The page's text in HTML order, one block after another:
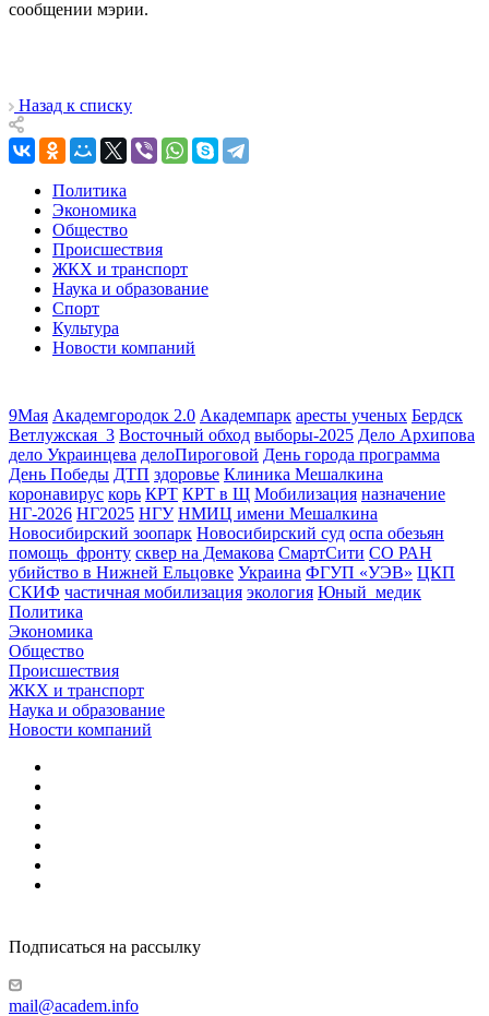
сообщении мэрии.
Назад к списку
Политика
Экономика
Общество
Происшествия
ЖКХ и транспорт
Наука и образование
Спорт
Культура
Новости компаний
9Мая Академгородок 2.0 Академпарк аресты ученых Бердск
Ветлужская_3 Восточный обход выборы-2025 Дело Архипова
дело Украинцева делоПироговой День города программа
День Победы ДТП здоровье Клиника Мешалкина
коронавирус корь КРТ КРТ в Щ Мобилизация назначение
НГ-2026 НГ2025 НГУ НМИЦ имени Мешалкина
Новосибирский зоопарк Новосибирский суд оспа обезьян
помощь_фронту сквер на Демакова СмартСити СО РАН
убийство в Нижней Ельцовке Украина ФГУП «УЭВ» ЦКП
СКИФ частичная мобилизация экология Юный_медик
Политика
Экономика
Общество
Происшествия
ЖКХ и транспорт
Наука и образование
Новости компаний
Подписаться на рассылку
mail@academ.info